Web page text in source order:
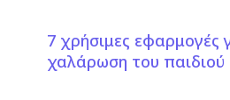
7 χρήσιμες εφαρμογές
χαλάρωση του παιδιού